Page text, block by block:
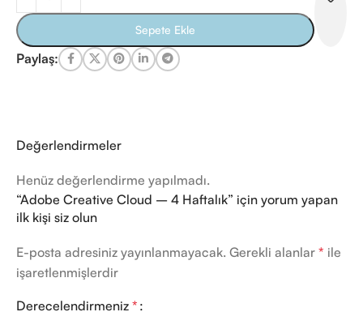
Sepete Ekle
Paylaş:
Değerlendirmeler
Henüz değerlendirme yapılmadı.
“Adobe Creative Cloud – 4 Haftalık” için yorum yapan
ilk kişi siz olun
E-posta adresiniz yayınlanmayacak. Gerekli alanlar * ile
işaretlenmişlerdir
Derecelendirmeniz *